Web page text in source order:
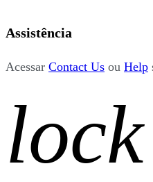
Assistência
Acessar Contact Us ou Help
lock